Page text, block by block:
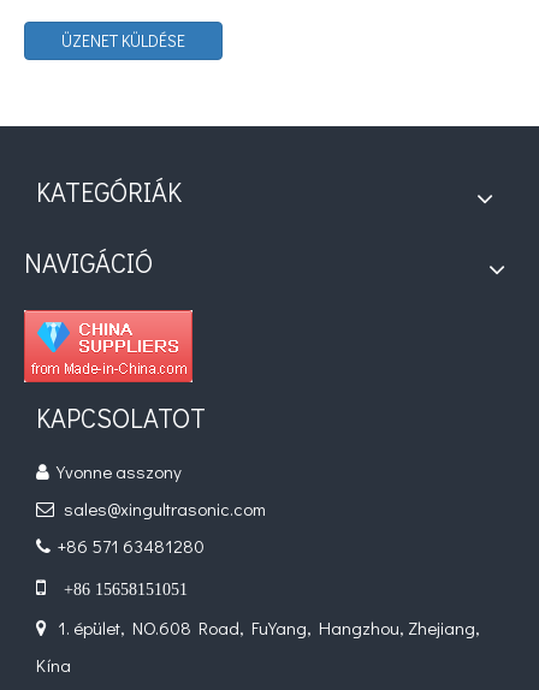
Az ultrahangos permetező bevonórendszer speciális funkciókkal
ÜZENET KÜLDÉSE
KATEGÓRIÁK
NAVIGÁCIÓ
KAPCSOLATOT
 Yvonne asszony
 sales@xingultrasonic.com
 +86 571 63481280
 +86 15658151051

1. épület, NO.608 Road, FuYang, Hangzhou, Zhejiang,
Kína